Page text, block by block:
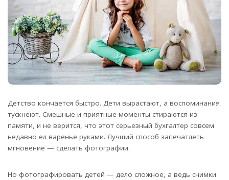
Детство кончается быстро. Дети вырастают, а воспоминания
тускнеют. Смешные и приятные моменты стираются из
памяти, и не верится, что этот серьезный бухгалтер совсем
недавно ел варенье руками. Лучший способ запечатлеть
мгновение — сделать фотографии.
Но фотографировать детей — дело сложное, а ведь снимки